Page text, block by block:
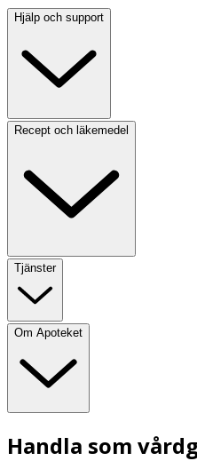
Hjälp och support
Recept och läkemedel
Tjänster
Om Apoteket
Handla som